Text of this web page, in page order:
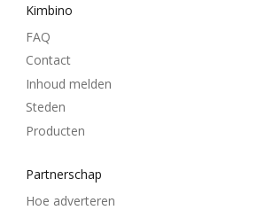
Kimbino
FAQ
Contact
Inhoud melden
Steden
Producten
Partnerschap
Hoe adverteren